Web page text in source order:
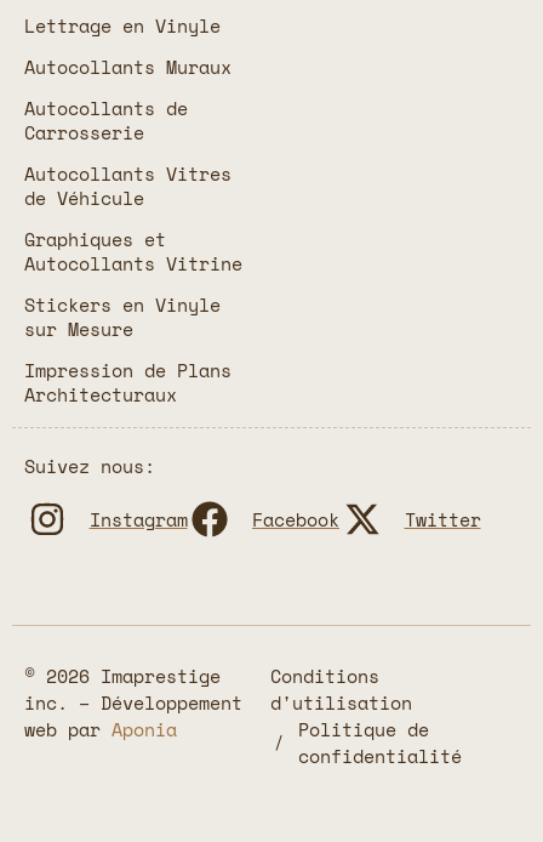
Lettrage en Vinyle
Autocollants Muraux
Autocollants de
Carrosserie
Autocollants Vitres
de Véhicule
Graphiques et
Autocollants Vitrine
Stickers en Vinyle
sur Mesure
Impression de Plans
Architecturaux
Suivez nous:
Instagram
Facebook Twitter
© 2026 Imaprestige
inc. – Développement
web par Aponia
Conditions
d'utilisation
Politique de
confidentialité